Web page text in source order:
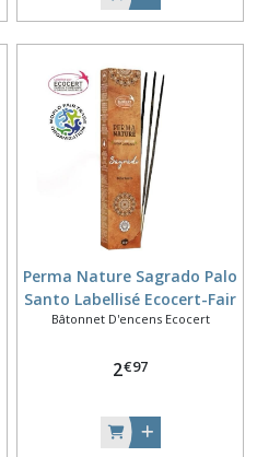
Perma Nature Sagrado Palo
Santo Labellisé Ecocert-Fair
Trade 15g
Bâtonnet D'encens Ecocert
2€97